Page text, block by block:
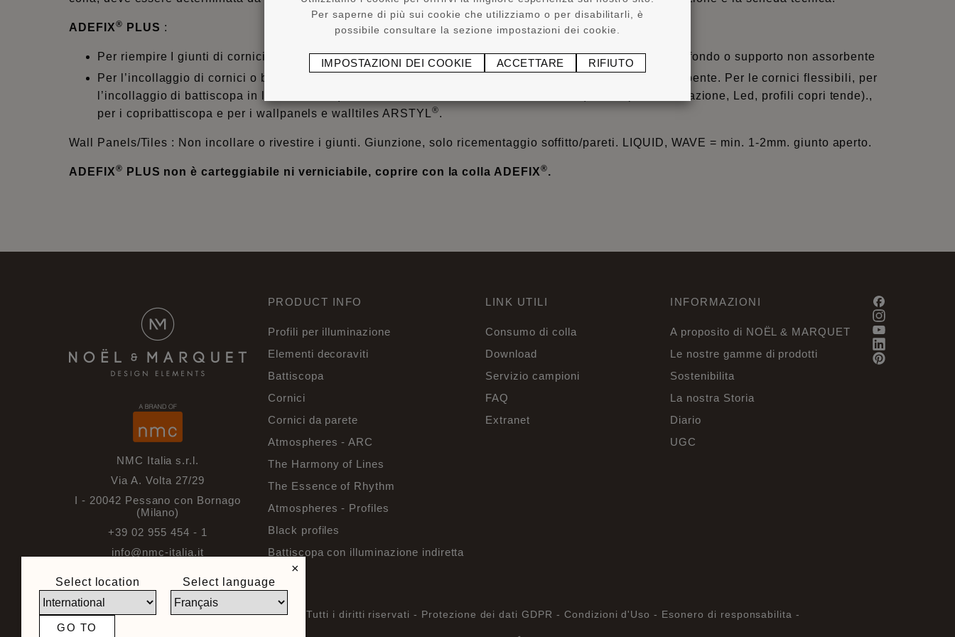
ADEFIX® PLUS :
Per riempire I giunti di cornici o battiscopa WALLSTYL®e ARSTYL®con un’altezza da 8 cm su un sot-tofondo o supporto non assorbente
Per l’incollaggio di cornici o battiscopa WALLSTYL
® ®
su un supporto o sottofondo non assorbente. Per le cornici flessibili, per
l’incollaggio di battiscopa in locali umidi; quando si incolla solo un lato della cornice (cornici per illuminazione, Led, profili copri tende).,
per i copribattiscopa e per i wallpanels e walltiles ARSTYL®.
Wall Panels/Tiles : Non incollare o rivestire i giunti. Giunzione, solo ricementaggio soffitto/pareti. LIQUID, WAVE = min. 1-2mm. giunto aperto.
ADEFIX® PLUS non è carteggiabile ni verniciabile, coprire con la colla ADEFIX®.
NMC Italia s.r.l.
Via A. Volta 27/29
I - 20042 Pessano con Bornago
(Milano)
+39 02 955 454 - 1
info@nmc-italia.it
PRODUCT INFO
Profili per illuminazione
Elementi decoraviti
Battiscopa
Cornici
Cornici da parete
Atmospheres - ARC
The Harmony of Lines
The Essence of Rhythm
Atmospheres - Profiles
Black profiles
Battiscopa con illuminazione indiretta
LINK UTILI
Consumo di colla
Download
Servizio campioni
FAQ
Extranet
INFORMAZIONI
A proposito di NOËL & MARQUET
Le nostre gamme di prodotti
Sostenibilita
La nostra Storia
Diario
UGC
© 2026 Noel & Marquet. Tutti i diritti riservati - Protezione dei dati GDPR - Condizioni d'Uso - Esonero di responsabilita -
Per saperne di più sui cookie che utilizziamo o per disabilitarli, è
possibile consultare la sezione impostazioni dei cookie.
IMPOSTAZIONI DEI COOKIE ACCETTARE RIFIUTO
×
Select location Select language
GO TO